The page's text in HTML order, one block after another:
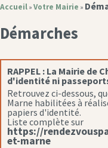
Accueil » Votre Mairie »
Démarches
RAPPEL : La Mairie de
d'identité ni
Retrouvez ci-dessous,
Marne habilitées à
papiers d'identité.
Liste complète sur
https://
et-marne